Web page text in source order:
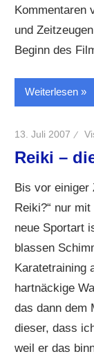
Kommentaren
und
Beginn des
Weiterlesen
13. Juli 2007
Reiki –
Bis vor einiger
Reiki?“ nur
neue Sportart
blassen
Karatetraining
hartnäckige
das dann dem
dieser, dass
weil er das